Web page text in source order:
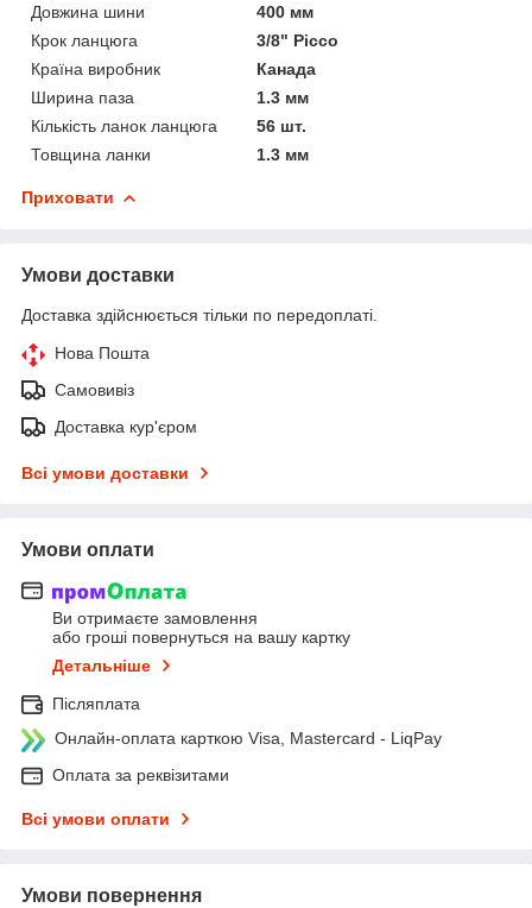
Довжина шини
400 мм
Крок ланцюга
3/8" Picco
Країна виробник
Канада
Ширина паза
1.3 мм
Кількість ланок ланцюга
56 шт.
Товщина ланки
1.3 мм
Приховати
Умови доставки
Доставка здійснюється тільки по передоплаті.
Нова Пошта
Самовивіз
Доставка кур'єром
Всі умови доставки
Умови оплати
Ви отримаєте замовлення
або гроші повернуться на вашу картку
Детальніше
Післяплата
Онлайн-оплата карткою Visa, Mastercard - LiqPay
Оплата за реквізитами
Всі умови оплати
Умови повернення